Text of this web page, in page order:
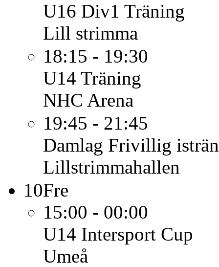
U16 Div1 Träning
Lill strimma
18:15 - 19:30
U14 Träning
NHC Arena
19:45 - 21:45
Damlag Frivillig
Lillstrimmahallen
10Fre
15:00 - 00:00
U14 Intersport Cup
Umeå